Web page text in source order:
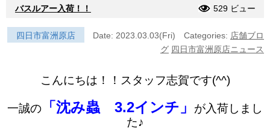
バスルアー入荷！！ 529 ビュー
四日市富洲原店 Date: 2023.03.03(Fri) Categories: 店舗ブロ
グ 四日市富洲原店ニュース
こんにちは！！スタッフ志賀です(^^)
一誠の 「沈み蟲 3.2インチ」
が入荷しまし
た♪